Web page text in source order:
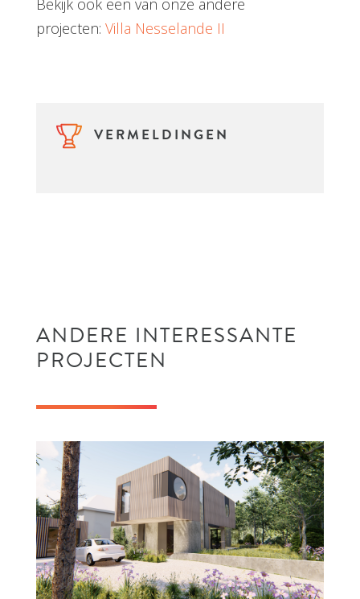
Bekijk ook een van onze andere
projecten: Villa Nesselande II
VERMELDINGEN
ANDERE INTERESSANTE
PROJECTEN